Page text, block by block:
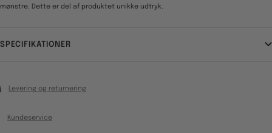
mønstre. Dette er del af produktet unikke udtryk.
SPECIFIKATIONER
Levering og returnering
Kundeservice